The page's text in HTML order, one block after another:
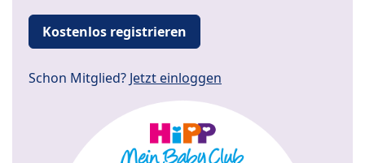
Kostenlos registrieren
Schon Mitglied? Jetzt einloggen